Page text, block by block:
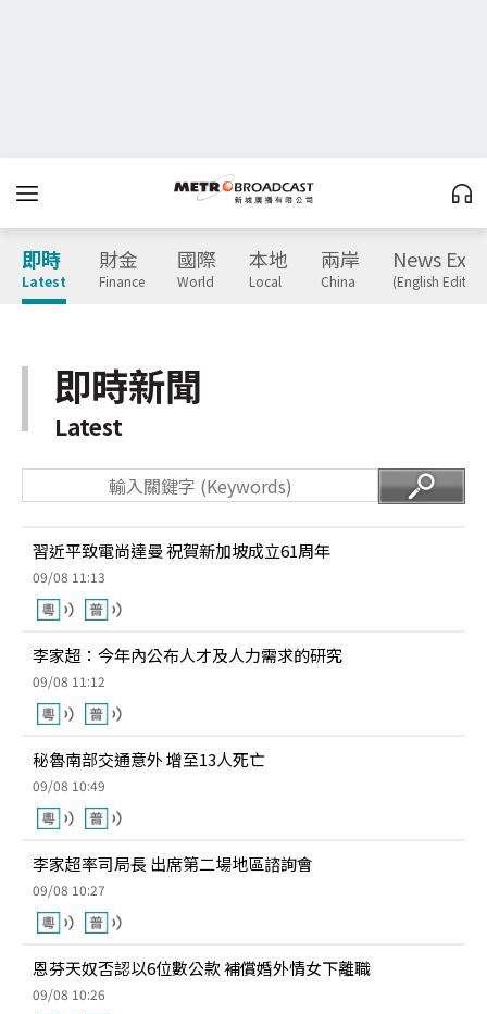
即時
Latest
財金
Finance
國際
World
本地
Local
兩岸
China
News
(English
即時新聞
Latest
習近平致電尚達曼 祝賀新加坡成立61周年
09/08 11:13
李家超：今年內公布人才及人力需求的研究
09/08 11:12
秘魯南部交通意外 增至13人死亡
09/08 10:49
李家超率司局長 出席第二場地區諮詢會
09/08 10:27
恩芬天奴否認以6位數公款 補償婚外情女下離職
09/08 10:26